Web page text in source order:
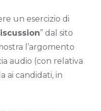
un esercizio di
” dal sito
l’argomento
audio (con relativa
ai candidati, in